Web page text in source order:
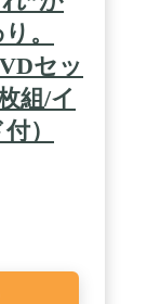
。
セッ
組/イ
）